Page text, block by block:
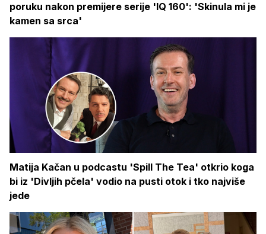
poruku nakon premijere serije 'IQ 160': 'Skinula mi je
kamen sa srca'
Matija Kačan u podcastu 'Spill The Tea' otkrio koga
bi iz 'Divljih pčela' vodio na pusti otok i tko najviše
jede